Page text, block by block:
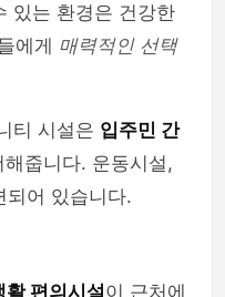
있는 환경은 건강한
에게 매력적인 선택
티 시설은 입주민 간
해줍니다. 운동시설,
되어 있습니다.
활 편의시설이 근처에